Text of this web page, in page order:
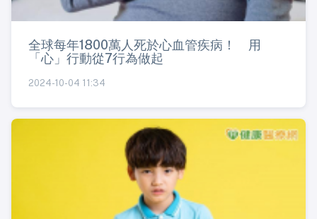
全球每年1800萬人死於心血管疾病！ 用
「心」行動從7行為做起
2024-10-04 11:34